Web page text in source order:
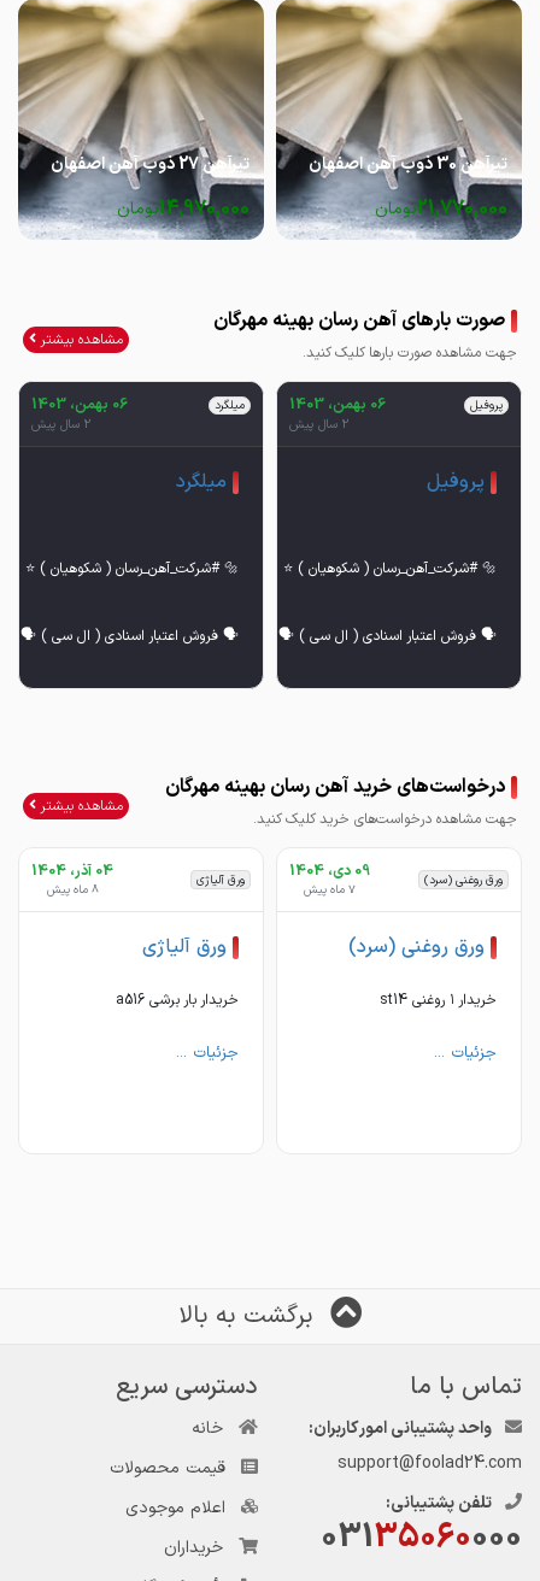
تیرآهن 30 ذوب آهن اصفهان
21,770,000تومان
تیرآهن 27 ذوب آهن اصفهان
14,970,000تومان
صورت بارهای آهن رسان بهینه مهرگان
جهت مشاهده صورت بارها کلیک کنید.
مشاهده بیشتر
پروفیل 06 بهمن، 1403
2 سال پیش
پروفیل
📌https://instagram.com/ahanresan
میلگرد 06 بهمن، 1403
2 سال پیش
میلگرد
✅ انواع پروفیل (صنعتی، مبلی، کلافی،
درخواست‌های خرید آهن رسان بهینه مهرگان
جهت مشاهده درخواست‌های خرید کلیک کنید.
مشاهده بیشتر
ورق روغنی (سرد) 09 دی، 1404
7 ماه پیش
ورق روغنی (سرد)
خریدار ۱ روغنی st14
جزئیات ...
ورق آلیاژی 04 آذر، 1404
8 ماه پیش
ورق آلیاژی
خریدار بار برشی a516
جزئیات ...
برگشت به بالا
تماس با ما
واحد پشتیبانی امور کاربران:
support@foolad24.com
تلفن پشتیبانی:
03135060000
دسترسی سریع
خانه
قیمت محصولات
اعلام موجودی
خریداران